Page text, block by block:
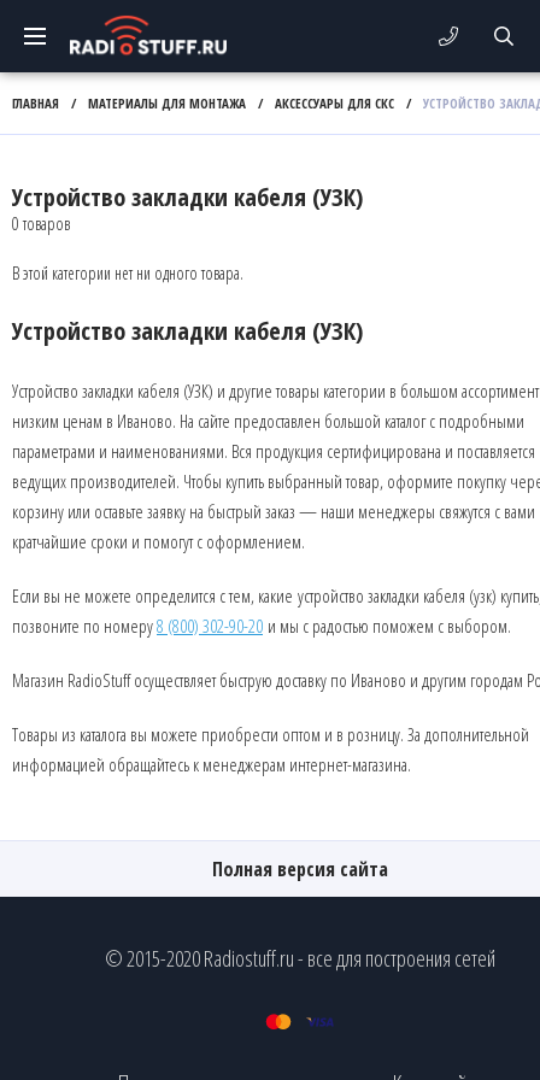
ГЛАВНАЯ / МАТЕРИАЛЫ ДЛЯ МОНТАЖА / АКСЕССУАРЫ ДЛЯ СКС / УСТРОЙСТВО
Устройство закладки кабеля (УЗК)
0 товаров
В этой категории нет ни одного товара.
Устройство закладки кабеля (УЗК)
Устройство закладки кабеля (УЗК) и другие товары категории в большом
низким ценам в Иваново. На сайте предоставлен большой каталог с подробными
параметрами и наименованиями. Вся продукция сертифицирована и поставляется
ведущих производителей. Чтобы купить выбранный товар, оформите покупку
корзину или оставьте заявку на быстрый заказ — наши менеджеры свяжутся с вами
кратчайшие сроки и помогут с оформлением.
Если вы не можете определится с тем, какие устройство закладки кабеля (узк)
позвоните по номеру8 (800) 302-90-20 и мы с радостью поможем с выбором.
Магазин RadioStuff осуществляет быструю доставку по Иваново и другим городам
Товары из каталога вы можете приобрести оптом и в розницу. За дополнительной
информацией обращайтесь к менеджерам интернет-магазина.
Полная версия сайта
© 2015-2020 Radiostuff.ru - все для построения сетей